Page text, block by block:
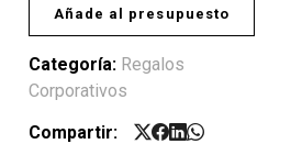
Añade al presupuesto
Categoría: Regalos
Corporativos
Compartir: